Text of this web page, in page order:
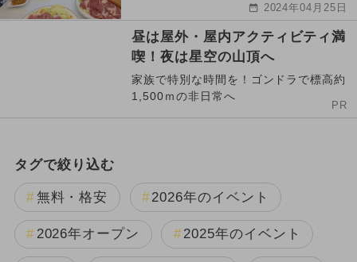
2024年04月25日
昼は屋外・屋内アクティビティ満
喫！夜は星空の山頂へ
家族で特別な時間を！ゴンドラで標高約
1,500ｍの非日常へ
PR
タグで絞り込む
無料・格安 2026年のイベント
2026年オープン 2025年のイベント